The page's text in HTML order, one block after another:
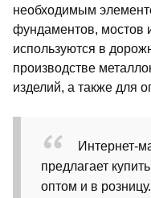
необходимым
фундаментов,
используются в
производстве
изделий, а также для
Интернет-
предлагает
оптом и в